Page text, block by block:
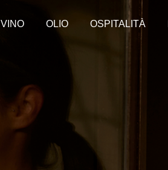
VINO OLIO OSPITALITÀ